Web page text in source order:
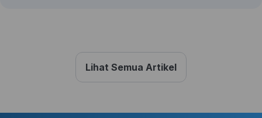
Lihat Semua Artikel